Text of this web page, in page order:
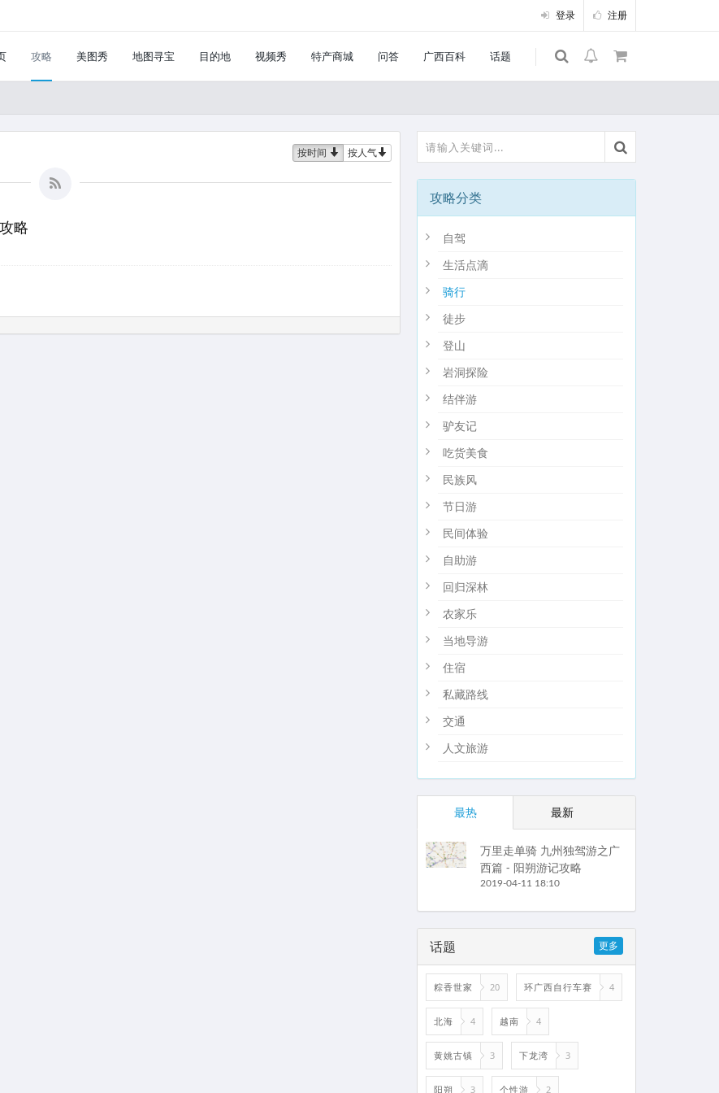
登录 注册
攻略 美图秀 地图寻宝 目的地 视频秀 特产商城 问答 广西百科 话题
按时间 按人气
略
攻略分类
自驾
生活点滴
骑行
徒步
登山
岩洞探险
结伴游
驴友记
吃货美食
民族风
节日游
民间体验
自助游
回归深林
农家乐
当地导游
住宿
私藏路线
交通
人文旅游
最热 最新
万里走单骑 九州独驾游之广
西篇 - 阳朔游记攻略
2019-04-11 18:10
更多
话题
粽香世家 20 环广西自行车赛 4
北海 4 越南 4
黄姚古镇 3 下龙湾 3
阳朔 3 个性游 2